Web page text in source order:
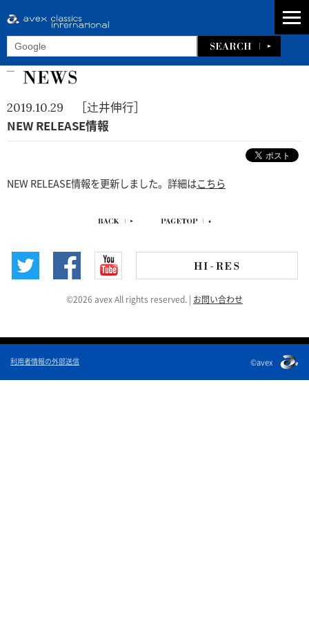
2019.10.29 ［辻井伸行］
NEW RELEASE情報
NEW RELEASE情報を更新しました。詳細はこちら
©2026 avex All rights reserved. お問い合わせ
利用者情報の外部送信 ©avex